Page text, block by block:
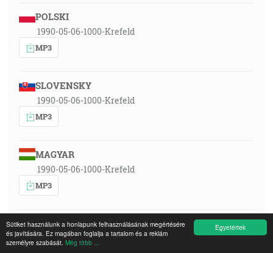
Egyetértek
Sütiket használunk a honlapunk felhasználásának megértésére
és javítására. Ez magában foglalja a tartalom és a reklám
személyre szabását. Még több ...
POLSKI
1990-05-06-1000-Krefeld
MP3
SLOVENSKY
1990-05-06-1000-Krefeld
MP3
MAGYAR
1990-05-06-1000-Krefeld
MP3
ITALIANO
1990-05-06-1000-Krefeld